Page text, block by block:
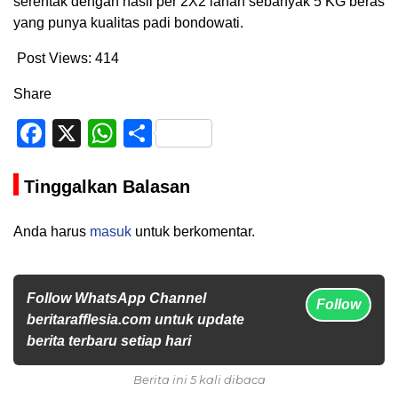
yang punya kualitas padi bondowati.
Post Views: 414
Share
Facebook
X WhatsApp
Share
Tinggalkan Balasan
Anda harus masuk untuk berkomentar.
Follow WhatsApp Channel
beritarafflesia.com untuk update
berita terbaru setiap hari
Follow
Berita ini 5 kali dibaca